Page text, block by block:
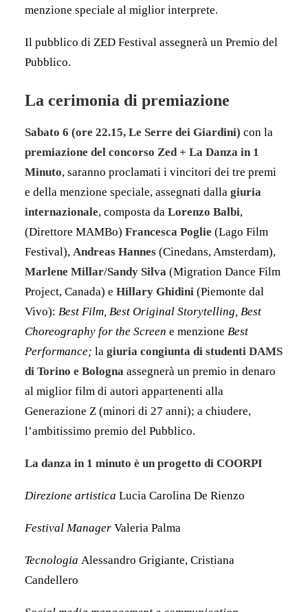
menzione speciale al miglior interprete.
Il pubblico di ZED Festival assegnerà un Premio del
Pubblico.
La cerimonia di premiazione
Sabato 6 (ore 22.15, Le Serre dei Giardini) con la
premiazione del concorso Zed + La Danza in 1
Minuto, saranno proclamati i vincitori dei tre premi
e della menzione speciale, assegnati dalla giuria
internazionale, composta da Lorenzo Balbi,
(Direttore MAMBo) Francesca Poglie (Lago Film
Festival), Andreas Hannes (Cinedans, Amsterdam),
Marlene Millar/Sandy Silva (Migration Dance Film
Project, Canada) e Hillary Ghidini (Piemonte dal
Vivo): Best Film, Best Original Storytelling, Best
Choreography for the Screen e menzione Best
Performance; la giuria congiunta di studenti DAMS
di Torino e Bologna assegnerà un premio in denaro
al miglior film di autori appartenenti alla
Generazione Z (minori di 27 anni); a chiudere,
l’ambitissimo premio del Pubblico.
La danza in 1 minuto è un progetto di COORPI
Direzione artistica Lucia Carolina De Rienzo
Festival Manager Valeria Palma
Tecnologia Alessandro Grigiante, Cristiana
Candellero